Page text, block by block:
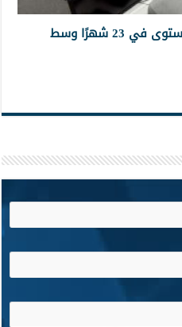
تراجع الين الياباني إلى أدنى مستوى في 23 شهرًا وسط